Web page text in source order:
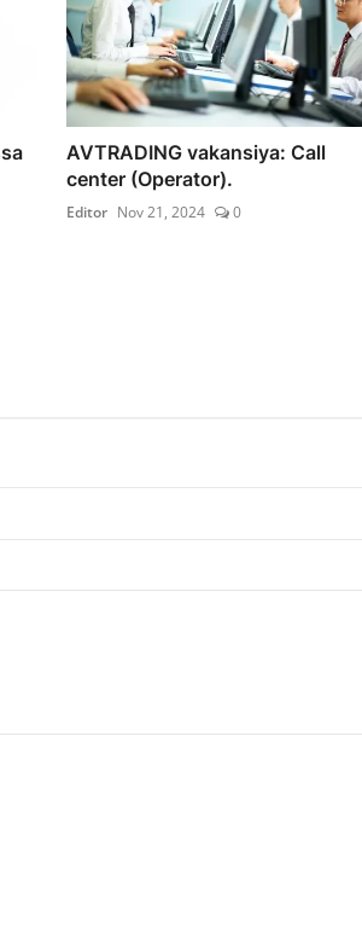
AVTRADING vakansiya: Call
center (Operator).
Editor Nov 21, 2024 0